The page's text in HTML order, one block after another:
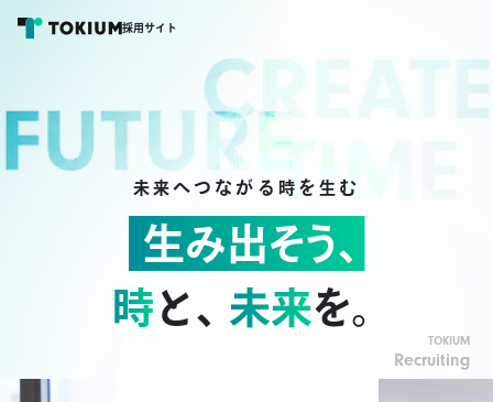
採用サイト
未来へつながる 時 を 生 む
生み出そう、
時 と、未来を。
TOKIUM
Recruiting